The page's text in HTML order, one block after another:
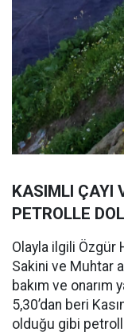
KASIMLI ÇAYI
PETROLLE
Olayla ilgili Özgür
Sakini ve Muhtar
bakım ve onarım
5,30’dan beri
olduğu gibi